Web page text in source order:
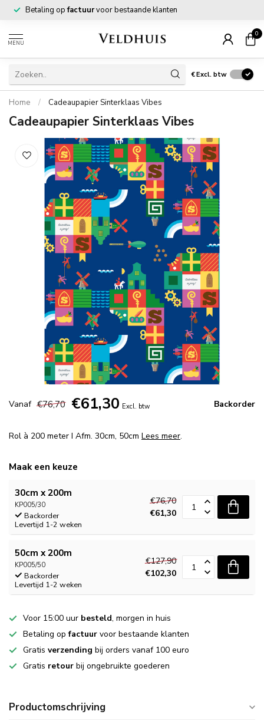
Betaling opfactuurvoor bestaande klanten
MENU
0
€Excl. btw
Home / Cadeaupapier Sinterklaas Vibes
Cadeaupapier Sinterklaas Vibes
Vanaf €76,70 €61,30 Excl. btw Backorder
Rol à 200 meter I Afm. 30cm, 50cm Lees meer.
Maak een keuze
30cm x 200m
KP005/30
Backorder
Levertijd 1-2 weken
€76,70
€61,30
50cm x 200m
KP005/50
Backorder
Levertijd 1-2 weken
€127,90
€102,30
Voor 15:00 uur besteld, morgen in huis
Betaling opfactuur voor bestaande klanten
Gratis verzending bij orders vanaf 100 euro
Gratis retour bij ongebruikte goederen
Productomschrijving